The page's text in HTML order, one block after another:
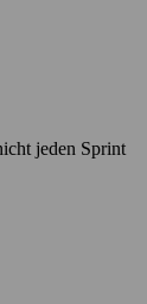
jeden Sprint